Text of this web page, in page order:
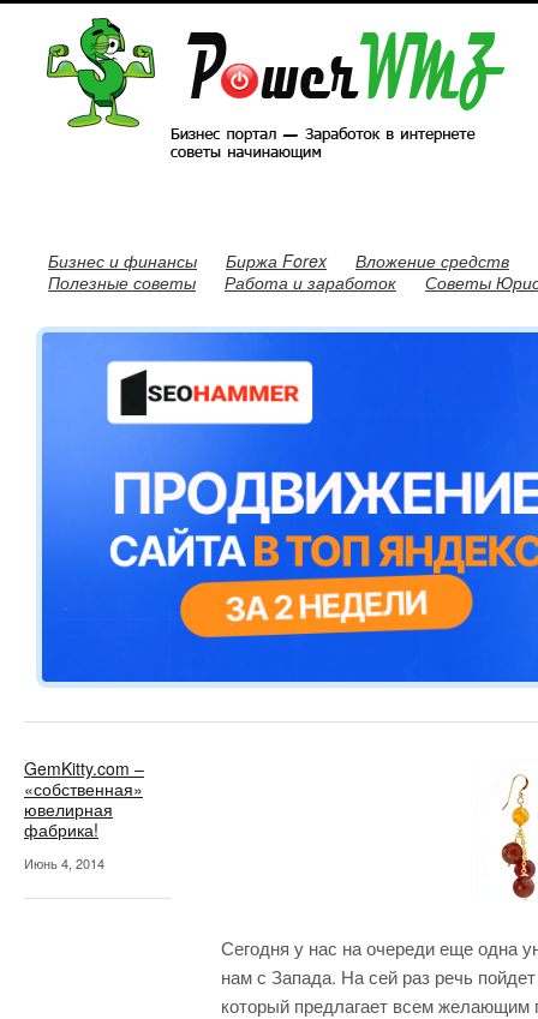
Бизнес и финансы Биржа Forex
Вложение средств
Полезные советы
Работа и заработок Советы
GemKitty.com –
«собственная»
ювелирная
фабрика!
Июнь 4, 2014
Сегодня у нас на очереди еще одна
нам с Запада. На сей раз речь
который предлагает всем желающим